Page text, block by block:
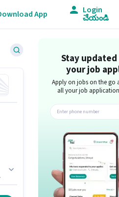
App Login
చేయండి
Stay
your job
Apply on jobs on the go
all your job